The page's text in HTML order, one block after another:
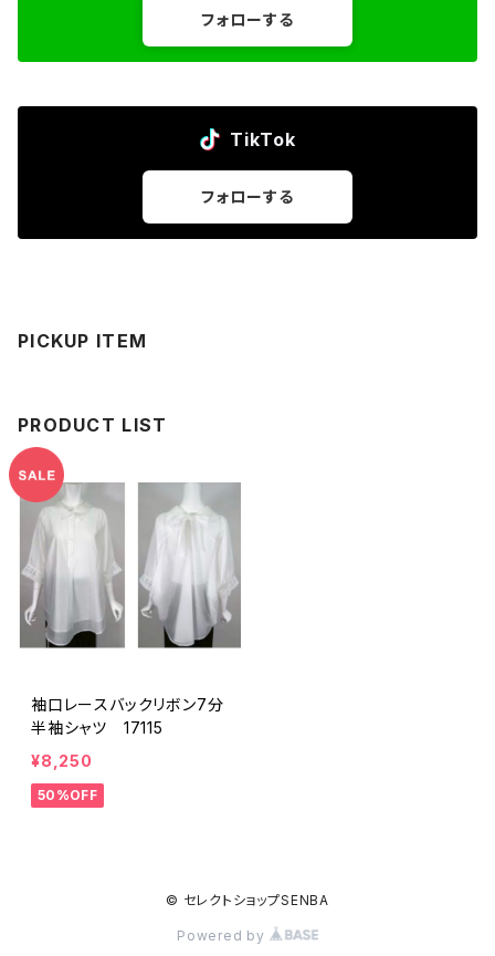
フォローする
TikTok
フォローする
PICKUP ITEM
PRODUCT LIST
袖口レースバックリボン7分
半袖シャツ 17115
¥8,250
50%OFF
© セレクトショップSENBA
Powered by